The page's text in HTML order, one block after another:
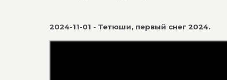
2024-11-01 - Тетюши, первый снег 2024.